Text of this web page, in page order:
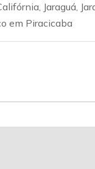
Jaraguá,
em Piracicaba